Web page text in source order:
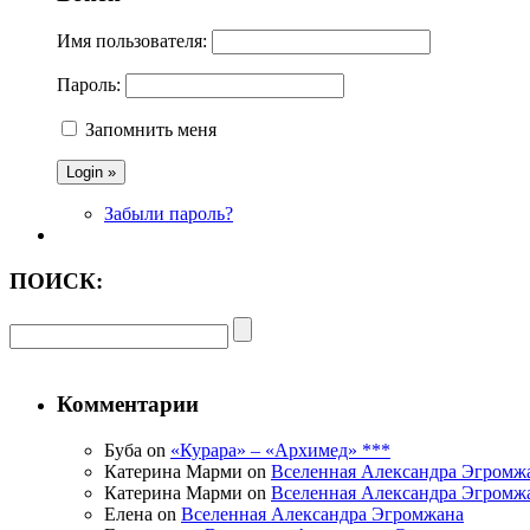
Имя пользователя:
Пароль:
Запомнить меня
Забыли пароль?
ПОИСК:
Комментарии
Буба on «Курара» – «Архимед» ***
Катерина Марми on Вселенная Александра
Катерина Марми on Вселенная Александра
Елена on Вселенная Александра Эгромжана